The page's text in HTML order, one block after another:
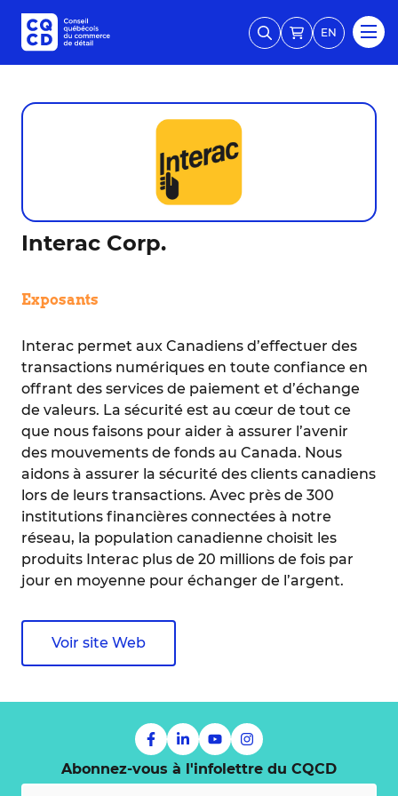
EN
Interac Corp.
Exposants
Interac permet aux Canadiens d’effectuer des
transactions numériques en toute confiance en
offrant des services de paiement et d’échange
de valeurs. La sécurité est au cœur de tout ce
que nous faisons pour aider à assurer l’avenir
des mouvements de fonds au Canada. Nous
aidons à assurer la sécurité des clients canadiens
lors de leurs transactions. Avec près de 300
institutions financières connectées à notre
réseau, la population canadienne choisit les
produits Interac plus de 20 millions de fois par
jour en moyenne pour échanger de l’argent.
Voir site Web
Abonnez-vous à l'infolettre du CQCD